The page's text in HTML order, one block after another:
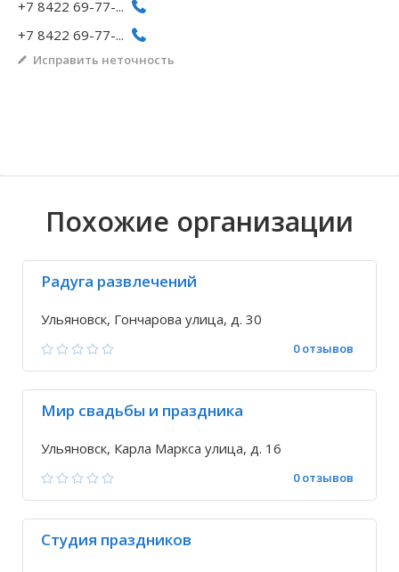
Волгоградская область
Кировоградская область
Восточно-Казахстанская область
Архангельское
+7 8422 69-77-...
+7 8422 69-77-...
Исправить неточность
Похожие организации
Радуга развлечений
Ульяновск, Гончарова улица, д. 30
0 отзывов
Мир свадьбы и праздника
Ульяновск, Карла Маркса улица, д. 16
0 отзывов
Студия праздников